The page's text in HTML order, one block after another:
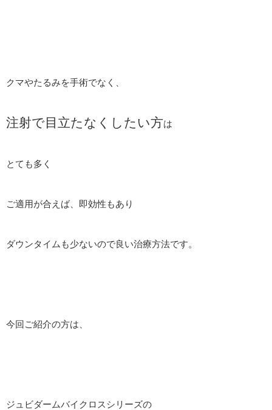
クマやたるみを手術でなく、
注射で目立たなくしたい方は
とても多く
ご適用が合えば、即効性もあり
ダウンタイムも少ないので良い治療方法です。
今回ご紹介の方は、
ジュビダームバイクロスシリーズの